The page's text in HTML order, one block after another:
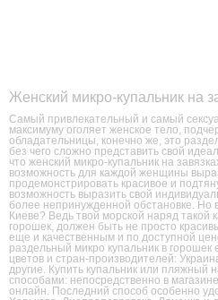
Женский микро-купальник на
Самый привлекательный и самый
максимуму оголяет женское тело,
обладательницы, конечно же, это
без чего сложно представить свой
что женский микро-купальник на
возможность для каждой женщины
продемонстрировать красивое и
возможность выразить свой
более непринужденной обстановке. Но
Киеве? Ведь твой морской наряд такой
горошек, должен быть не просто
еще и качественным и по доступной
раздельный микро купальник в горошек
цветов и стран-производителей:
другие. Купить купальник или пляжный
способами: непосредственно в
онлайн. Последний способ особенно